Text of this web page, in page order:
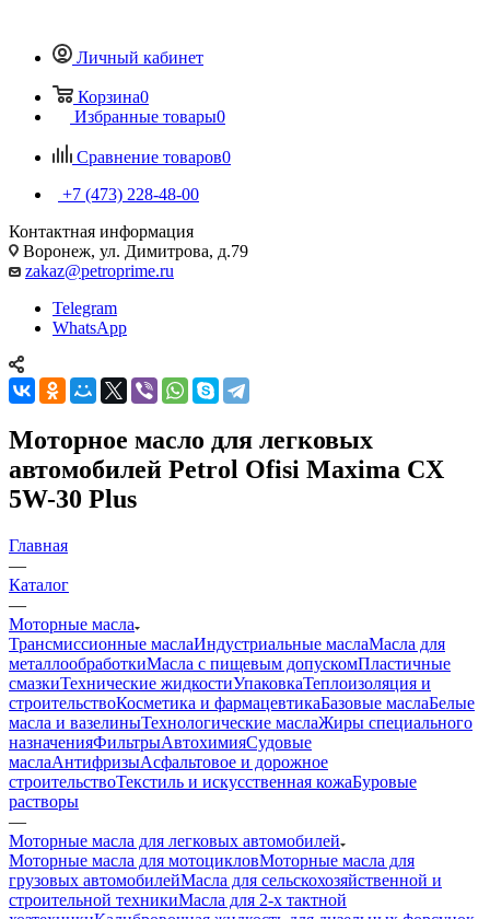
Личный кабинет
Корзина0
Избранные товары0
Сравнение товаров0
+7 (473) 228-48-00
Контактная информация
Воронеж, ул. Димитрова, д.79
zakaz@petroprime.ru
Telegram
WhatsApp
Моторное масло для легковых
автомобилей Petrol Ofisi Maxima CX
5W-30 Plus
Главная
—
Каталог
—
Моторные масла
Трансмиссионные маслаИндустриальные маслаМасла для
металлообработкиМасла с пищевым допускомПластичные
смазкиТехнические жидкостиУпаковкаТеплоизоляция и
строительствоКосметика и фармацевтикаБазовые маслаБелые
масла и вазелиныТехнологические маслаЖиры специального
назначенияФильтрыАвтохимияСудовые
маслаАнтифризыАсфальтовое и дорожное
строительствоТекстиль и искусственная кожаБуровые
растворы
—
Моторные масла для легковых автомобилей
Моторные масла для мотоцикловМоторные масла для
грузовых автомобилейМасла для сельскохозяйственной и
строительной техникиМасла для 2-х тактной